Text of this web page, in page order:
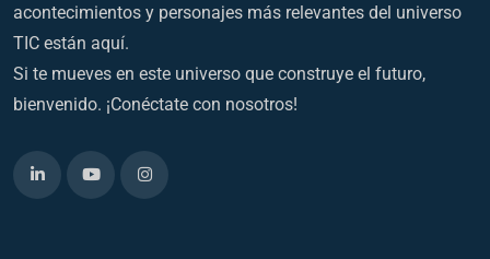
acontecimientos y personajes más relevantes del universo
TIC están aquí.
Si te mueves en este universo que construye el futuro,
bienvenido. ¡Conéctate con nosotros!